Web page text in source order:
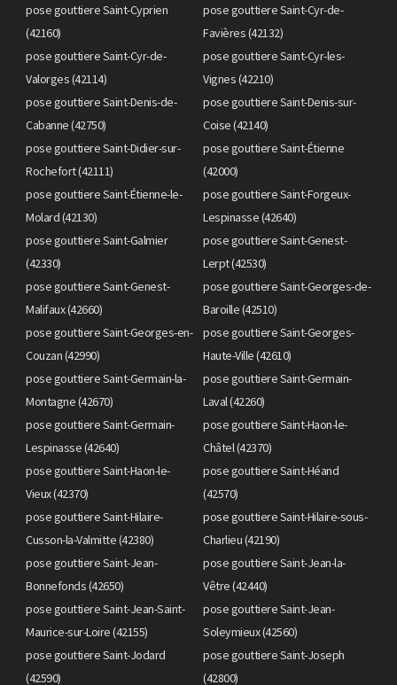
pose gouttiere Saint-Cyprien
(42160)
pose gouttiere Saint-Cyr-de-
Favières (42132)
pose gouttiere Saint-Cyr-de-
Valorges (42114)
pose gouttiere Saint-Cyr-les-
Vignes (42210)
pose gouttiere Saint-Denis-de-
Cabanne (42750)
pose gouttiere Saint-Denis-sur-
Coise (42140)
pose gouttiere Saint-Didier-sur-
Rochefort (42111)
pose gouttiere Saint-Étienne
(42000)
pose gouttiere Saint-Étienne-le-
Molard (42130)
pose gouttiere Saint-Forgeux-
Lespinasse (42640)
pose gouttiere Saint-Galmier
(42330)
pose gouttiere Saint-Genest-
Lerpt (42530)
pose gouttiere Saint-Genest-
Malifaux (42660)
pose gouttiere Saint-Georges-de-
Baroille (42510)
pose gouttiere Saint-Georges-en-
Couzan (42990)
pose gouttiere Saint-Georges-
Haute-Ville (42610)
pose gouttiere Saint-Germain-la-
Montagne (42670)
pose gouttiere Saint-Germain-
Laval (42260)
pose gouttiere Saint-Germain-
Lespinasse (42640)
pose gouttiere Saint-Haon-le-
Châtel (42370)
pose gouttiere Saint-Haon-le-
Vieux (42370)
pose gouttiere Saint-Héand
(42570)
pose gouttiere Saint-Hilaire-
Cusson-la-Valmitte (42380)
pose gouttiere Saint-Hilaire-sous-
Charlieu (42190)
pose gouttiere Saint-Jean-
Bonnefonds (42650)
pose gouttiere Saint-Jean-la-
Vêtre (42440)
pose gouttiere Saint-Jean-Saint-
Maurice-sur-Loire (42155)
pose gouttiere Saint-Jean-
Soleymieux (42560)
pose gouttiere Saint-Jodard
(42590)
pose gouttiere Saint-Joseph
(42800)